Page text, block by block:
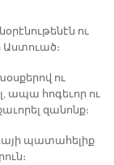
ու
ու
ապա հոգեւոր ու
զանոնք։
պատահելիք